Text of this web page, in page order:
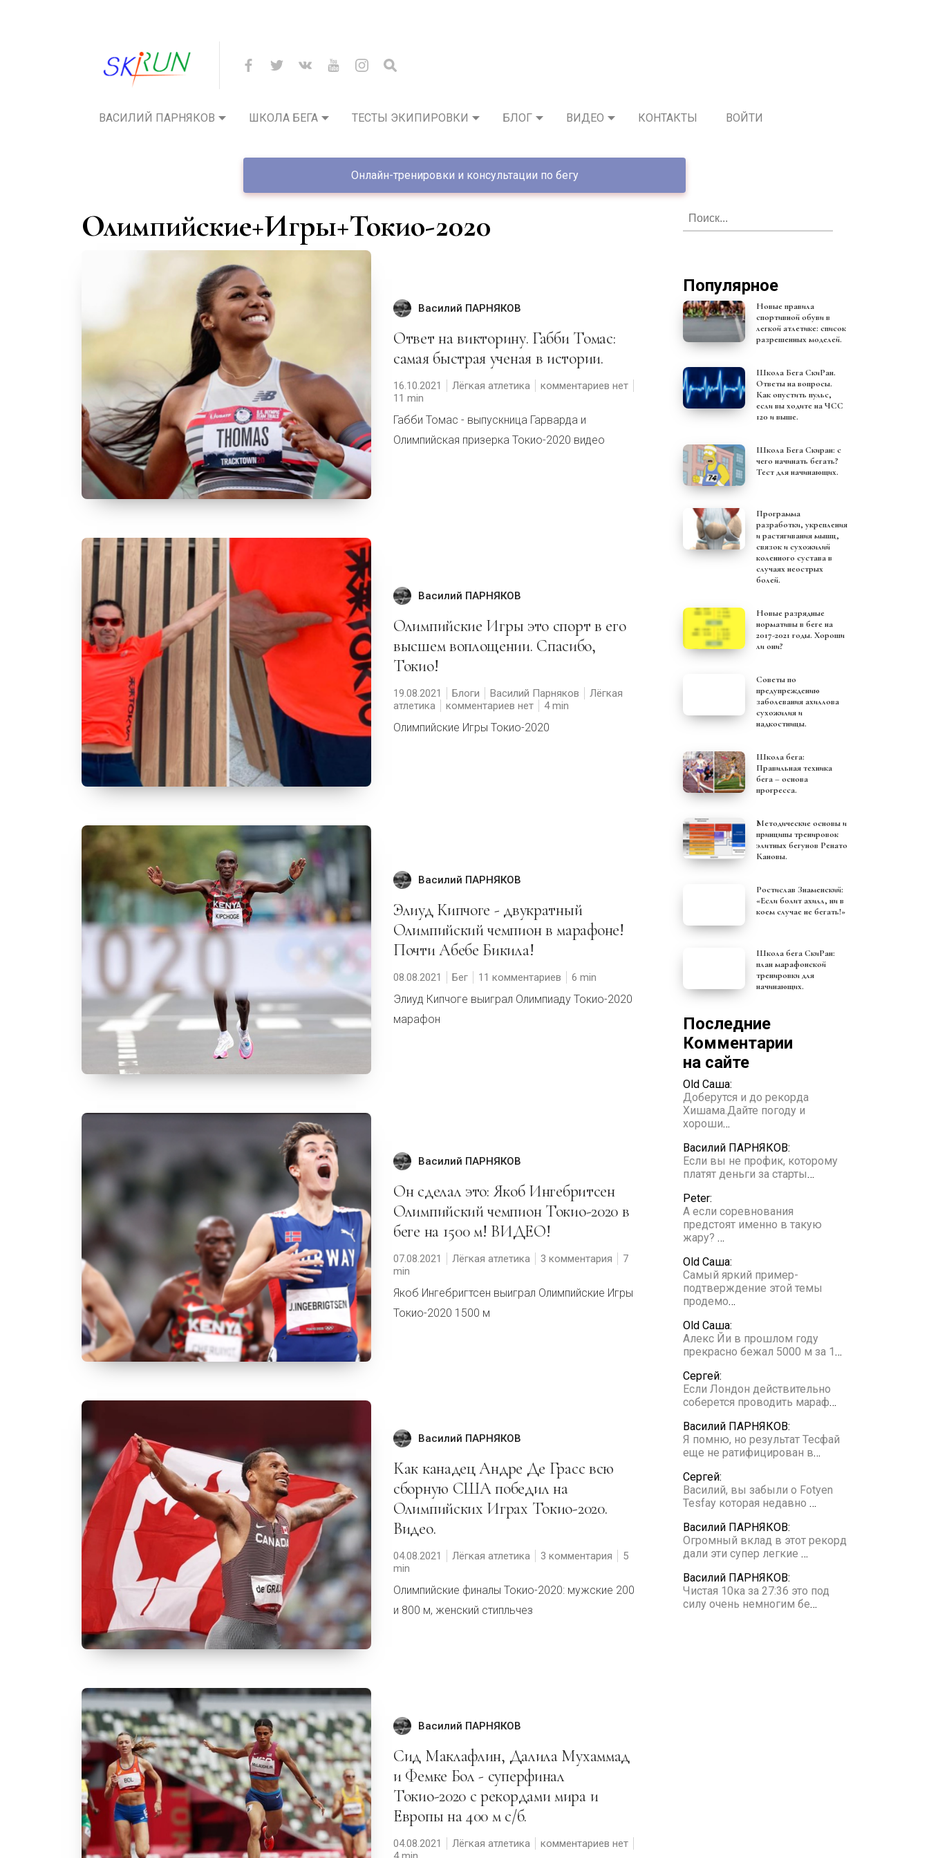
ВАСИЛИЙ ПАРНЯКОВ ШКОЛА БЕГА ТЕСТЫ ЭКИПИРОВКИ БЛОГ ВИДЕО КОНТАКТЫ ВОЙТИ
Онлайн-тренировки и консультации по бегу
Олимпийские+Игры+Токио-2020
Василий ПАРНЯКОВ
Ответ на викторину. Габби Томас:
самая быстрая ученая в истории.
16.10.2021 Лёгкая атлетика
комментариев нет
11
Габби Томас - выпускница Гарварда и
Олимпийская призерка Токио-2020 видео
Василий ПАРНЯКОВ
Олимпийские Игры это спорт в его
высшем воплощении. Спасибо,
Токио!
19.08.2021 Блоги Василий Парняков
Лёгкая
атлетика
комментариев нет 4
Олимпийские Игры Токио-2020
Василий ПАРНЯКОВ
Элиуд Кипчоге - двукратный
Олимпийский чемпион в марафоне!
Почти Абебе Бикила!
08.08.2021 Бег 11 комментариев 6
Элиуд Кипчоге выиграл Олимпиаду Токио-2020
марафон
Василий ПАРНЯКОВ
Он сделал это: Якоб Ингебритсен
Олимпийский чемпион Токио-2020 в
беге на 1500 м! ВИДЕО!
07.08.2021 Лёгкая атлетика 3 комментария 7
Якоб Ингебригтсен выиграл Олимпийские Игры
Токио-2020 1500 м
Василий ПАРНЯКОВ
Как канадец Андре Де Грасс всю
сборную США победил на
Олимпийских Играх Токио-2020.
Видео.
04.08.2021 Лёгкая атлетика 3 комментария 5
Олимпийские финалы Токио-2020: мужские 200
и 800 м, женский стипльчез
Василий ПАРНЯКОВ
Сид Маклафлин, Далила Мухаммад
и Фемке Бол - суперфинал
Токио-2020 с рекордами мира и
Европы на 400 м с/б.
04.08.2021 Лёгкая атлетика
комментариев нет
Популярное
Новые правила
спортивной обуви в
легкой атлетике: список
разрешенных моделей.
Школа Бега СкиРан.
Ответы на вопросы.
Как опустить пульс,
если вы ходите на ЧСС
120 и выше.
Школа Бега Скиран: с
чего начинать бегать?
Тест для начинающих.
Программа
разработки, укрепления
и растягивания мышц,
связок и сухожилий
коленного сустава в
случаях неострых
болей.
Новые разрядные
нормативы в беге на
2017-2021 годы. Хороши
ли они?
Советы по
предупреждению
заболевания ахиллова
сухожилия и
надкостницы.
Школа бега:
Правильная техника
бега – основа
прогресса.
Методические основы и
принципы тренировок
элитных бегунов Ренато
Кановы.
Ростислав Знаменский:
«Если болит ахилл, ни в
коем случае не бегать!»
Школа бега СкиРан:
план марафонской
тренировки для
начинающих.
Последние
Комментарии
на сайте
Old Саша:
Доберутся и до рекорда
Хишама.Дайте погоду и
хороши…
Василий ПАРНЯКОВ:
Если вы не профик, которому
платят деньги за старты…
Peter:
А если соревнования
предстоят именно в такую
жару? …
Old Саша:
Самый яркий пример-
подтверждение этой темы
продемо…
Old Саша:
Алекс Йи в прошлом году
прекрасно бежал 5000 м за 1…
Сергей:
Если Лондон действительно
соберется проводить мараф…
Василий ПАРНЯКОВ:
Я помню, но результат Тесфай
еще не ратифицирован в…
Сергей:
Василий, вы забыли о Fotyen
Tesfay которая недавно …
Василий ПАРНЯКОВ:
Огромный вклад в этот рекорд
дали эти супер легкие …
Василий ПАРНЯКОВ:
Чистая 10ка за 27:36 это под
силу очень немногим бе…